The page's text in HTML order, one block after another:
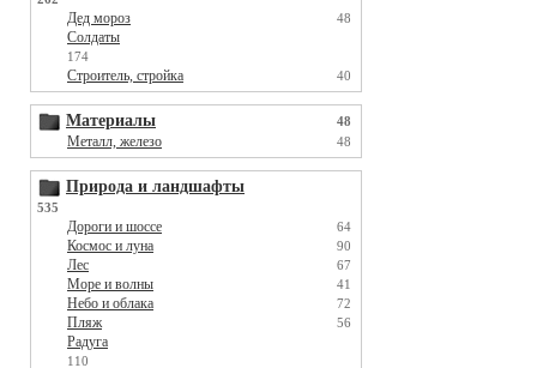
Дед мороз 48
Солдаты
174
Строитель, стройка 40
Материалы 48
Металл, железо 48
Природа и ландшафты
535
Дороги и шоссе 64
Космос и луна 90
Лес 67
Море и волны 41
Небо и облака 72
Пляж 56
Радуга
110